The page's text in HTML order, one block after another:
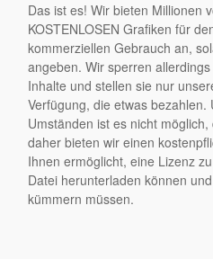
Das ist es! Wir bieten Millionen
KOSTENLOSEN Grafiken für
kommerziellen Gebrauch an,
angeben. Wir sperren
Inhalte und stellen sie nur
Verfügung, die etwas bezahlen.
Umständen ist es nicht
daher bieten wir einen
Ihnen ermöglicht, eine Lizenz
Datei herunterladen können
kümmern müssen.